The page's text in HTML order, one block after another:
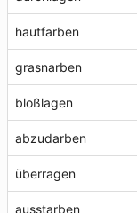
hautfarben
grasnarben
bloßlagen
abzudarben
überragen
ausstarben